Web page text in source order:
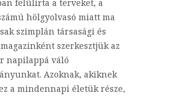
felülírta a terveket, a
hölgyolvasó miatt ma
szimplán társasági és
szerkesztjük az
napilappá váló
Azoknak, akiknek
a mindennapi életük része,